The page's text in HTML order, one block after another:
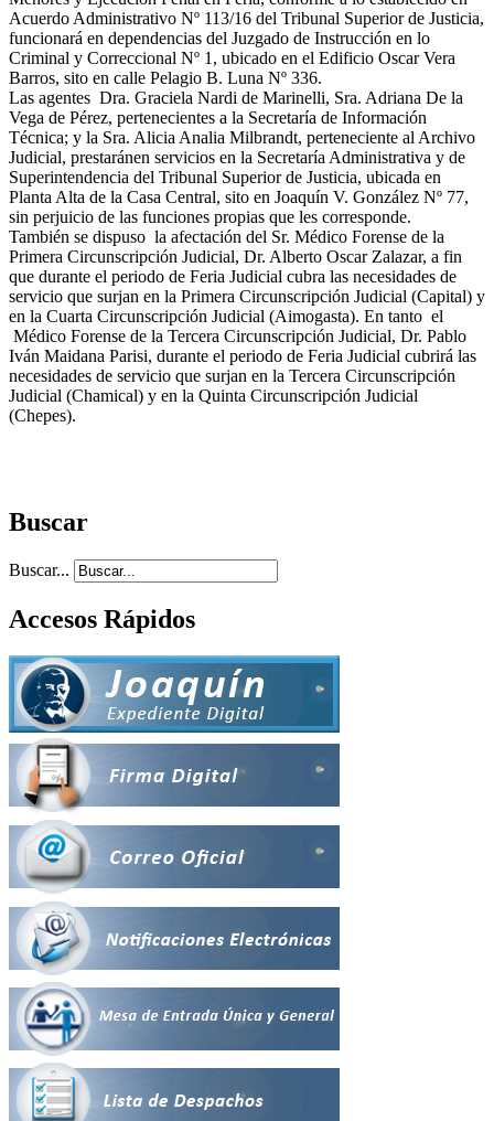
Acuerdo Administrativo Nº 113/16 del Tribunal Superior de Justicia,
funcionará en dependencias del Juzgado de Instrucción en lo
Criminal y Correccional Nº 1, ubicado en el Edificio Oscar Vera
Barros, sito en calle Pelagio B. Luna Nº 336.
Las agentes Dra. Graciela Nardi de Marinelli, Sra. Adriana De la
Vega de Pérez, pertenecientes a la Secretaría de Información
Técnica; y la Sra. Alicia Analia Milbrandt, perteneciente al Archivo
Judicial, prestaránen servicios en la Secretaría Administrativa y de
Superintendencia del Tribunal Superior de Justicia, ubicada en
Planta Alta de la Casa Central, sito en Joaquín V. González Nº 77,
sin perjuicio de las funciones propias que les corresponde.
También se dispuso la afectación del Sr. Médico Forense de la
Primera Circunscripción Judicial, Dr. Alberto Oscar Zalazar, a fin
que durante el periodo de Feria Judicial cubra las necesidades de
servicio que surjan en la Primera Circunscripción Judicial (Capital) y
en la Cuarta Circunscripción Judicial (Aimogasta). En tanto el
Médico Forense de la Tercera Circunscripción Judicial, Dr. Pablo
Iván Maidana Parisi, durante el periodo de Feria Judicial cubrirá las
necesidades de servicio que surjan en la Tercera Circunscripción
Judicial (Chamical) y en la Quinta Circunscripción Judicial
(Chepes).
Buscar
Buscar...
Accesos Rápidos